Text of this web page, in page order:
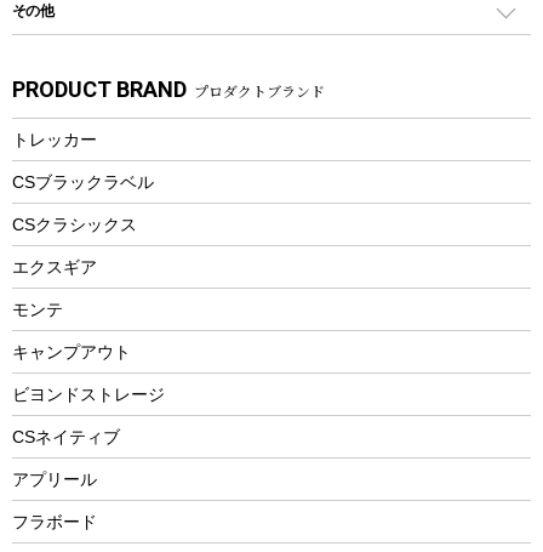
カトラリー
マグカップ、カップ
ステンレスボトル
フードボトル
トレー
ランチョンマット
ランチボックス
その他アウトドア雑貨
スプレー関係
ツール、他
パドル
ヘルメット
エアーポンプ
アクセサリー
自転車ウェア
ラッシュガード
パラソル
フローティングベスト
ヘルメット
エアーポンプ
ビーチテント
ウィンター
スノーシュー
防寒ウェア
トレッキング
トレッキングアクセサリー
その他
湯たんぽ
防災用品
PRODUCT BRAND プロダクトブランド
トレッカー
CSブラックラベル
CSクラシックス
エクスギア
モンテ
キャンプアウト
ビヨンドストレージ
CSネイティブ
アプリール
フラボード